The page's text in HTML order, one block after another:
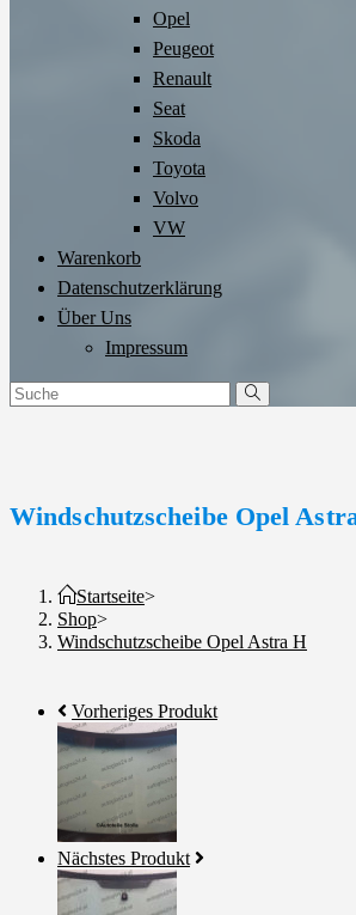
Opel
Peugeot
Renault
Seat
Skoda
Toyota
Volvo
VW
Warenkorb
Datenschutzerklärung
Über Uns
Impressum
Windschutzscheibe Opel
Startseite>
Shop>
Windschutzscheibe Opel Astra H
Vorheriges Produkt
Nächstes Produkt